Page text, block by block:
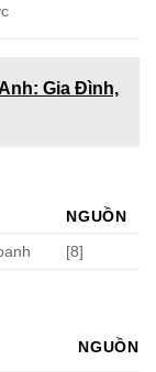
Gia Đình,
NGUỒN
[8]
NGUỒN